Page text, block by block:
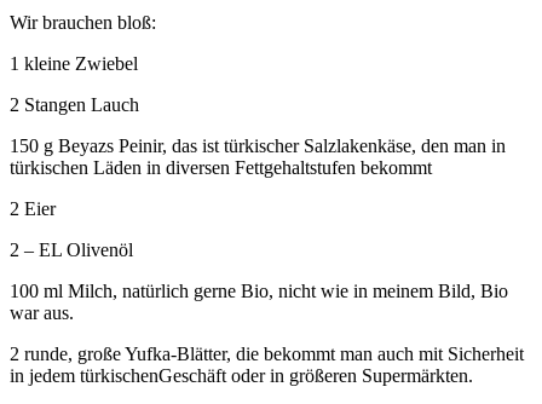
Wir brauchen bloß:
1 kleine Zwiebel
2 Stangen Lauch
150 g Beyazs Peinir, das ist türkischer Salzlakenkäse, den man in
türkischen Läden in diversen Fettgehaltstufen bekommt
2 Eier
2 – EL Olivenöl
100 ml Milch, natürlich gerne Bio, nicht wie in meinem Bild, Bio
war aus.
2 runde, große Yufka-Blätter, die bekommt man auch mit Sicherheit
in jedem türkischenGeschäft oder in größeren Supermärkten.